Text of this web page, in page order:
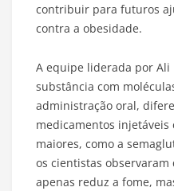
contribuir para futuros
contra a obesidade.
A equipe liderada por Ali
substância com
administração oral,
medicamentos injetáveis
maiores, como a
os cientistas
apenas reduz a fome,